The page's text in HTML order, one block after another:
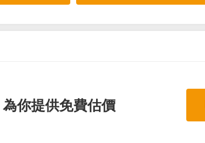
為你提供免費估價